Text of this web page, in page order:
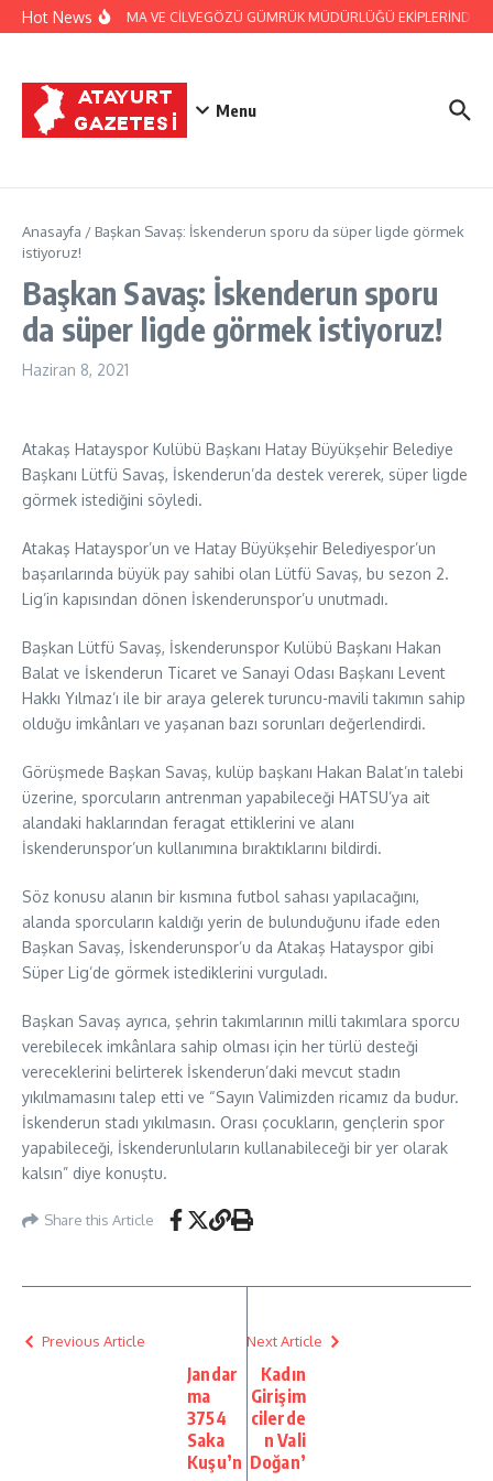
İçeriğe atla
Hot NewsJANDARMA VE CİLVEGÖZÜ GÜMRÜK MÜDÜRLÜĞÜ EKİPLERİNDEN
Menu
Anasayfa / Başkan Savaş: İskenderun sporu da süper ligde görmek
istiyoruz!
Başkan Savaş: İskenderun sporu
da süper ligde görmek istiyoruz!
Haziran 8, 2021
Atakaş Hatayspor Kulübü Başkanı Hatay Büyükşehir Belediye
Başkanı Lütfü Savaş, İskenderun’da destek vererek, süper ligde
görmek istediğini söyledi.
Atakaş Hatayspor’un ve Hatay Büyükşehir Belediyespor’un
başarılarında büyük pay sahibi olan Lütfü Savaş, bu sezon 2.
Lig’in kapısından dönen İskenderunspor’u unutmadı.
Başkan Lütfü Savaş, İskenderunspor Kulübü Başkanı Hakan
Balat ve İskenderun Ticaret ve Sanayi Odası Başkanı Levent
Hakkı Yılmaz’ı ile bir araya gelerek turuncu-mavili takımın sahip
olduğu imkânları ve yaşanan bazı sorunları değerlendirdi.
Görüşmede Başkan Savaş, kulüp başkanı Hakan Balat’ın talebi
üzerine, sporcuların antrenman yapabileceği HATSU’ya ait
alandaki haklarından feragat ettiklerini ve alanı
İskenderunspor’un kullanımına bıraktıklarını bildirdi.
Söz konusu alanın bir kısmına futbol sahası yapılacağını,
alanda sporcuların kaldığı yerin de bulunduğunu ifade eden
Başkan Savaş, İskenderunspor’u da Atakaş Hatayspor gibi
Süper Lig’de görmek istediklerini vurguladı.
Başkan Savaş ayrıca, şehrin takımlarının milli takımlara sporcu
verebilecek imkânlara sahip olması için her türlü desteği
vereceklerini belirterek İskenderun’daki mevcut stadın
yıkılmamasını talep etti ve “Sayın Valimizden ricamız da budur.
İskenderun stadı yıkılmasın. Orası çocukların, gençlerin spor
yapabileceği, İskenderunluların kullanabileceği bir yer olarak
kalsın” diye konuştu.
Share this Article
Previous Article
Jandar
ma
3754
Saka
Kuşu’n
Next Article
Kadın
Girişim
cilerde
n Vali
Doğan’